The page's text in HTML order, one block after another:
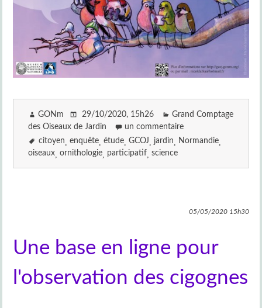
GONm 29/10/2020, 15h26
Grand Comptage
des Oiseaux de Jardin
un commentaire
citoyen
enquête étude GCOJ jardin
Normandie
oiseaux ornithologie participatif science
05/05/202015h30
Une base en ligne pour
l'observation des cigognes